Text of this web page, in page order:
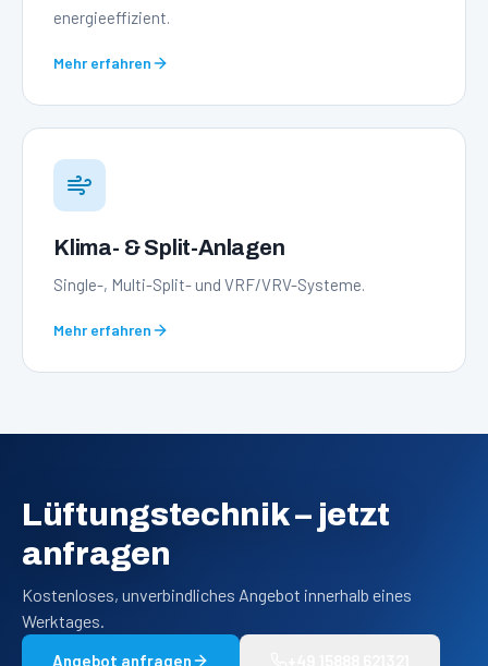
energieeffizient.
Mehr erfahren
Klima- & Split-Anlagen
Single-, Multi-Split- und VRF/VRV-Systeme.
Mehr erfahren
Lüftungstechnik– jetzt
anfragen
Kostenloses, unverbindliches Angebot innerhalb eines
Werktages.
Angebot anfragen